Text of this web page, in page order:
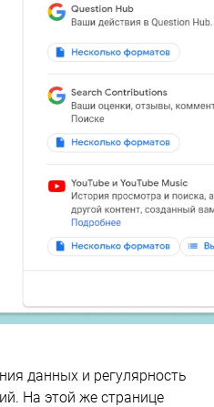
данных и регулярность
На этой же странице